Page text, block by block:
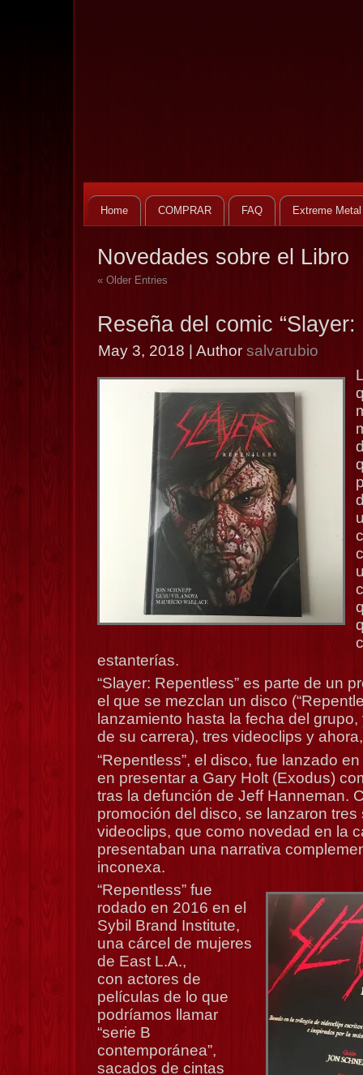
Home COMPRAR FAQ Extreme
Novedades sobre el Libro
« Older Entries
Reseña del comic “Slayer:
May 3, 2018 | Author salvarubio
estanterías.
“Slayer: Repentless” es parte de un
el que se mezclan un disco
lanzamiento hasta la fecha del
de su carrera), tres videoclips y
“Repentless”, el disco, fue lanzado
en presentar a Gary Holt (Exodus)
tras la defunción de Jeff Hanneman.
promoción del disco, se lanzaron tres
videoclips, que como novedad en la
presentaban una narrativa
inconexa.
“Repentless” fue
rodado en 2016 en el
Sybil Brand Institute,
una cárcel de mujeres
de East L.A.,
con actores de
películas de lo que
podríamos llamar
“serie B
contemporánea”,
sacados de cintas